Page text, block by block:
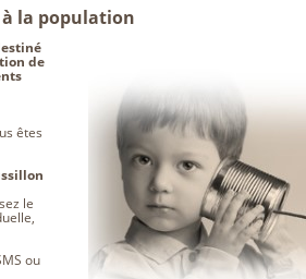
à la population
de
êtes
le
ou